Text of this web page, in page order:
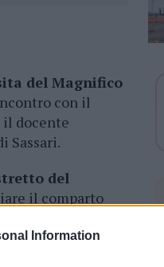
Information
del Magnifico
con il
docente
Sassari.
del
il comparto
territorio.